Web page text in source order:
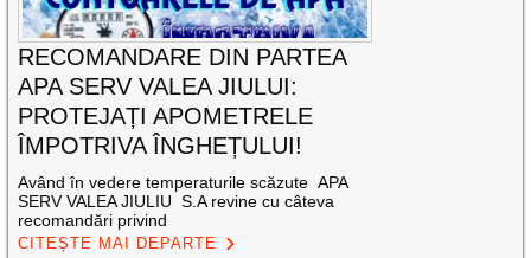
RECOMANDARE DIN PARTEA
APA SERV VALEA JIULUI:
PROTEJAȚI APOMETRELE
ÎMPOTRIVA ÎNGHEȚULUI!
Având în vedere temperaturile scăzute APA
SERV VALEA JIULIU S.A revine cu câteva
recomandări privind
CITEȘTE MAI DEPARTE